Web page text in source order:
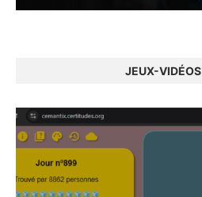
JEUX-VIDÉOS